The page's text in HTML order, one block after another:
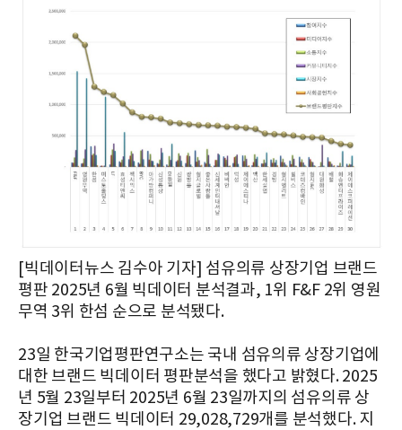
[빅데이터뉴스 김수아 기자] 섬유의류 상장기업 브랜드
평판 2025년 6월 빅데이터 분석결과, 1위 F&F 2위 영원
무역 3위 한섬 순으로 분석됐다.
23일 한국기업평판연구소는 국내 섬유의류 상장기업에
대한 브랜드 빅데이터 평판분석을 했다고 밝혔다. 2025
년 5월 23일부터 2025년 6월 23일까지의 섬유의류 상
장기업 브랜드 빅데이터 29,028,729개를 분석했다. 지